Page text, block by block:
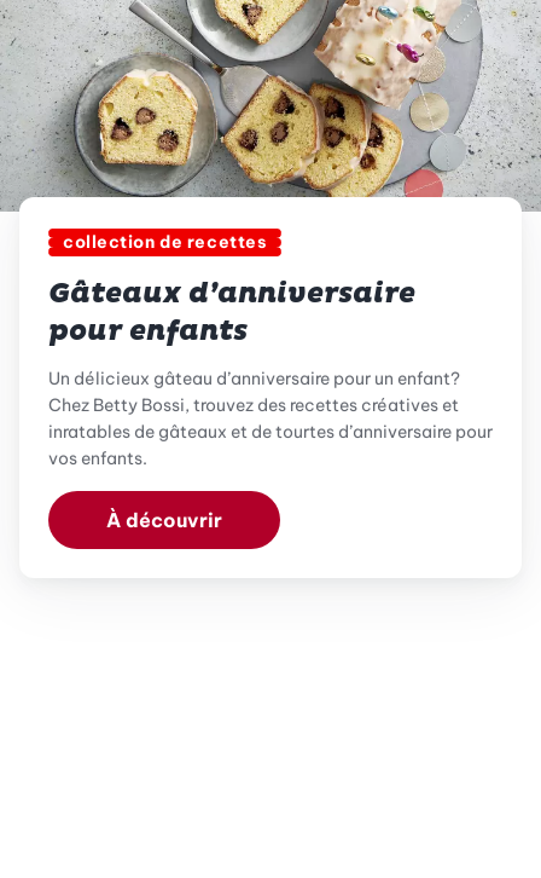
collection de recettes
Gâteaux d’anniversaire
pour enfants
Un délicieux gâteau d’anniversaire pour un enfant?
Chez Betty Bossi, trouvez des recettes créatives et
inratables de gâteaux et de tourtes d’anniversaire pour
vos enfants.
À découvrir